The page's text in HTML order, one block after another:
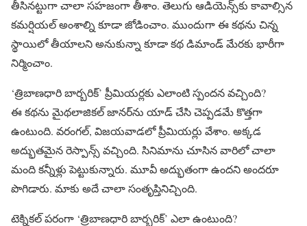
తీసినట్టుగా చాలా సహజంగా తీశాం. తెలుగు ఆడియెన్స్‌కు కావాల్సిన
కమర్షియల్ అంశాల్ని కూడా జోడించాం. ముందుగా ఈ కథను చిన్న
స్థాయిలో తీయాలని అనుకున్నా కూడా కథ డిమాండ్ మేరకు భారీగా
నిర్మించాం.
‘త్రిబాణధారి బార్బరిక్’ ప్రీమియర్లకు ఎలాంటి స్పందన వచ్చింది?
ఈ కథను మైథలాజికల్ జానర్‌ను యాడ్ చేసి చెప్పడమే కొత్తగా
ఉంటుంది. వరంగల్, విజయవాడలో ప్రీమియర్లు వేశాం. అక్కడ
అద్భుతమైన రెస్పాన్స్ వచ్చింది. సినిమాను చూసిన వారిలో చాలా
మంది కన్నీళ్లు పెట్టుకున్నారు. మూవీ అద్భుతంగా ఉందని అందరూ
పొగిడారు. మాకు అదే చాలా సంతృప్తినిచ్చింది.
టెక్నికల్ పరంగా ‘త్రిబాణధారి బార్బరిక్’ ఎలా ఉంటుంది?